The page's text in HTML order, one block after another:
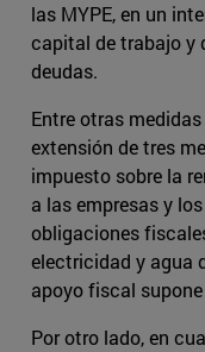
las MYPE, en un
capital de trabajo y
deudas.
Entre otras
extensión de tres
impuesto sobre la
a las empresas y
obligaciones
electricidad y agua
apoyo fiscal
Por otro lado, en